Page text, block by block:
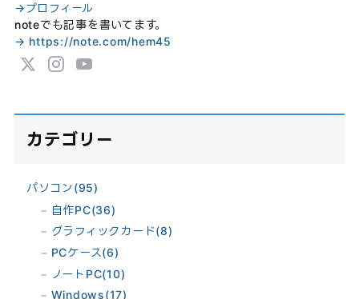
→プロフィール
noteでも記事を書いてます。
→ https://note.com/hem45
カテゴリー
パソコン(95)
自作PC(36)
グラフィックカード(8)
PCケース(6)
ノートPC(10)
Windows(17)